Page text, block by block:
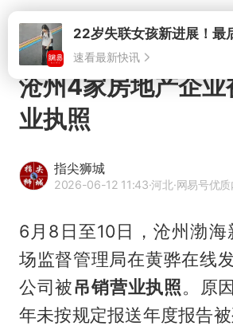
沧州4家房地产企业
业执照
指尖狮城
2026-06-12 11:43·河北·网易号优质内容
6月8日至10日，沧州渤海
场监督管理局在黄骅在线
公司被吊销营业执照。原
年未按规定报送年度报告